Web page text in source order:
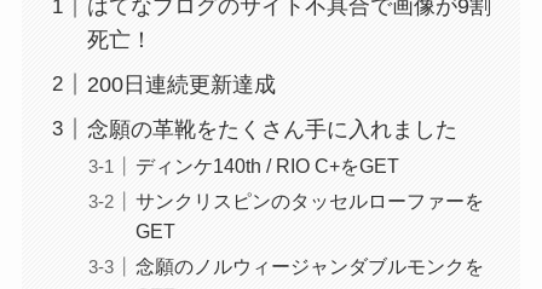
はてなブログのサイト不具合で画像が9割
死亡！
200日連続更新達成
念願の革靴をたくさん手に入れました
ディンケ140th / RIO C+をGET
サンクリスピンのタッセルローファーを
GET
念願のノルウィージャンダブルモンクを